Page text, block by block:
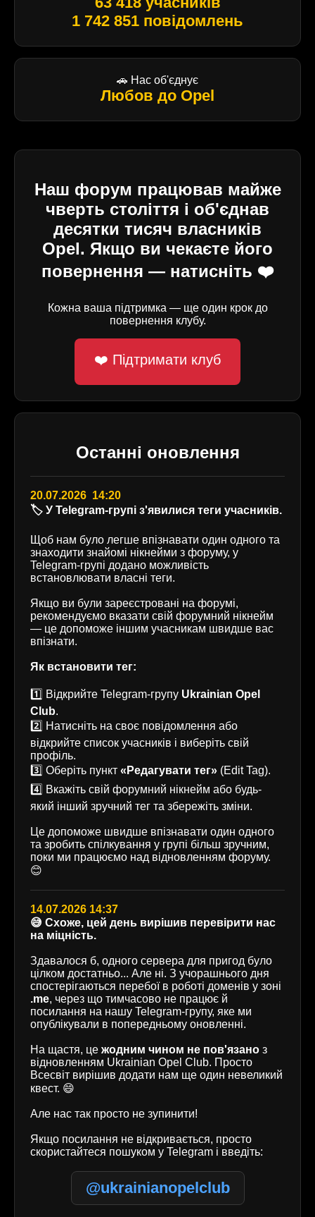
1 742 851 повідомлень
🚗 Нас об'єднує
Любов до Opel
Наш форум працював майже
чверть століття і об'єднав
десятки тисяч власників
Opel. Якщо ви чекаєте його
повернення — натисніть ❤️
Кожна ваша підтримка — ще один крок до
повернення клубу.
❤️ Підтримати клуб
Останні оновлення
20.07.2026 14:20
🏷️ У Telegram-групі з'явилися теги учасників.
Щоб нам було легше впізнавати один одного та
знаходити знайомі нікнейми з форуму, у
Telegram-групі додано можливість
встановлювати власні теги.
Якщо ви були зареєстровані на форумі,
рекомендуємо вказати свій форумний нікнейм
— це допоможе іншим учасникам швидше вас
впізнати.
Як встановити тег:
1️⃣ Відкрийте Telegram-групу Ukrainian Opel
Club.
2️⃣ Натисніть на своє повідомлення або
відкрийте список учасників і виберіть свій
профіль.
3️⃣ Оберіть пункт «Редагувати тег» (Edit Tag).
4️⃣ Вкажіть свій форумний нікнейм або будь-
який інший зручний тег та збережіть зміни.
Це допоможе швидше впізнавати один одного
та зробить спілкування у групі більш зручним,
поки ми працюємо над відновленням форуму.
😊
14.07.2026 14:37
😅 Схоже, цей день вирішив перевірити нас
на міцність.
Здавалося б, одного сервера для пригод було
цілком достатньо... Але ні. З учорашнього дня
спостерігаються перебої в роботі доменів у зоні
.me, через що тимчасово не працює й
посилання на нашу Telegram-групу, яке ми
опублікували в попередньому оновленні.
На щастя, це жодним чином не пов'язано з
відновленням Ukrainian Opel Club. Просто
Всесвіт вирішив додати нам ще один невеликий
квест. 😄
Але нас так просто не зупинити!
Якщо посилання не відкривається, просто
скористайтеся пошуком у Telegram і введіть:
@ukrainianopelclub